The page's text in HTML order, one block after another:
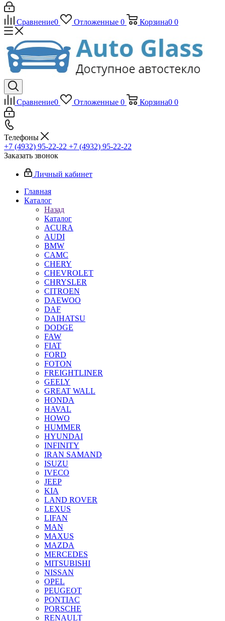
Сравнение0 Отложенные 0 Корзина0 0
Сравнение0 Отложенные 0 Корзина0 0
Телефоны
+7 (4932) 95-22-22 +7 (4932) 95-22-22
Заказать звонок
Личный кабинет
Главная
Каталог
Назад
Каталог
ACURA
AUDI
BMW
CAMC
CHERY
CHEVROLET
CHRYSLER
CITROEN
DAEWOO
DAF
DAIHATSU
DODGE
FAW
FIAT
FORD
FOTON
FREIGHTLINER
GEELY
GREAT WALL
HONDA
HAVAL
HOWO
HUMMER
HYUNDAI
INFINITY
IRAN SAMAND
ISUZU
IVECO
JEEP
KIA
LAND ROVER
LEXUS
LIFAN
MAN
MAXUS
MAZDA
MERCEDES
MITSUBISHI
NISSAN
OPEL
PEUGEOT
PONTIAC
PORSCHE
RENAULT